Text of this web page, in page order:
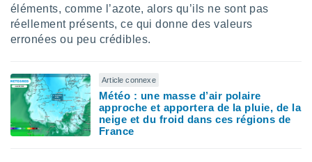
des
les
le
ou
éléments, comme l’azote, alors qu’ils ne sont pas
réellement présents, ce qui donne des valeurs
erronées ou peu crédibles.
Article connexe
Météo : une masse d’air polaire
approche et apportera de la pluie, de la
neige et du froid dans ces régions de
France